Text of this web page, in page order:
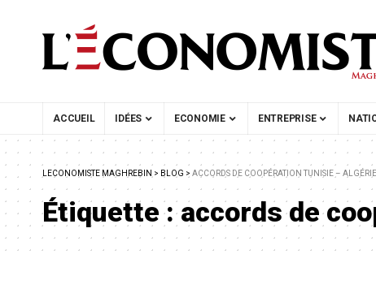
ACCUEIL IDÉES ECONOMIE ENTREPRISE
LECONOMISTE MAGHREBIN > BLOG > ACCORDS DE COOPÉRATION TUNISIE – ALGÉRIE
Étiquette :accords de